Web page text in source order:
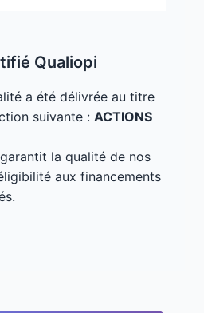
Qualiopi
a été délivrée au titre
suivante : ACTIONS
la qualité de nos
aux financements